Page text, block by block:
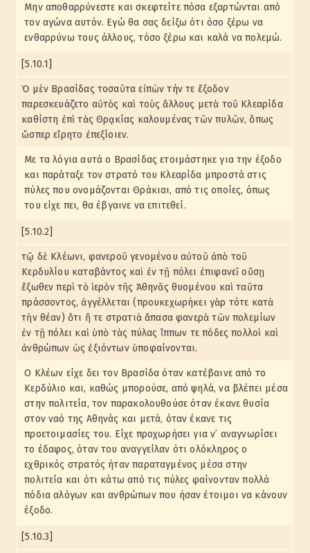
Μην αποθαρρύνεστε και σκεφτείτε πόσα εξαρτώνται από
τον αγώνα αυτόν. Εγώ θα σας δείξω ότι όσο ξέρω να
ενθαρρύνω τους άλλους, τόσο ξέρω και καλά να πολεμώ.
[5.10.1]
Ὁ μὲν Βρασίδας τοσαῦτα εἰπὼν τήν τε ἔξοδον
παρεσκευάζετο αὐτὸς καὶ τοὺς ἄλλους μετὰ τοῦ Κλεαρίδα
καθίστη ἐπὶ τὰς Θρᾳκίας καλουμένας τῶν πυλῶν, ὅπως
ὥσπερ εἴρητο ἐπεξίοιεν.
Με τα λόγια αυτά ο Βρασίδας ετοιμάστηκε για την έξοδο
και παράταξε τον στρατό του Κλεαρίδα μπροστά στις
πύλες που ονομάζονται Θράκιαι, από τις οποίες, όπως
του είχε πει, θα έβγαινε να επιτεθεί.
[5.10.2]
τῷ δὲ Κλέωνι, φανεροῦ γενομένου αὐτοῦ ἀπὸ τοῦ
Κερδυλίου καταβάντος καὶ ἐν τῇ πόλει ἐπιφανεῖ οὔσῃ
ἔξωθεν περὶ τὸ ἱερὸν τῆς Ἀθηνᾶς θυομένου καὶ ταῦτα
πράσσοντος, ἀγγέλλεται (προυκεχωρήκει γὰρ τότε κατὰ
τὴν θέαν) ὅτι ἥ τε στρατιὰ ἅπασα φανερὰ τῶν πολεμίων
ἐν τῇ πόλει καὶ ὑπὸ τὰς πύλας ἵππων τε πόδες πολλοὶ καὶ
ἀνθρώπων ὡς ἐξιόντων ὑποφαίνονται.
Ο Κλέων είχε δει τον Βρασίδα όταν κατέβαινε από το
Κερδύλιο και, καθώς μπορούσε, από ψηλά, να βλέπει μέσα
στην πολιτεία, τον παρακολουθούσε όταν έκανε θυσία
στον ναό της Αθηνάς και μετά, όταν έκανε τις
προετοιμασίες του. Είχε προχωρήσει για ν᾽ αναγνωρίσει
το έδαφος, όταν του αναγγείλαν ότι ολόκληρος ο
εχθρικός στρατός ήταν παραταγμένος μέσα στην
πολιτεία και ότι κάτω από τις πύλες φαίνονταν πολλά
πόδια αλόγων και ανθρώπων που ήσαν έτοιμοι να κάνουν
έξοδο.
[5.10.3]